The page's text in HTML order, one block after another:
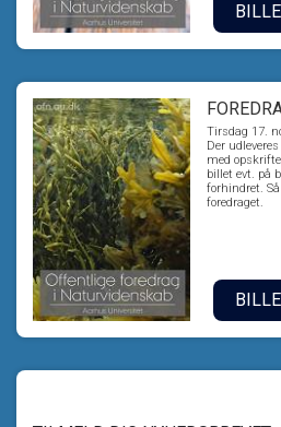
Tirsdag 17.
Der
med
billet evt. på
forhindret.
foredraget.